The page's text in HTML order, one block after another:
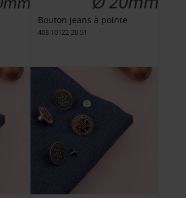
Bouton jeans à pointe
408 10122 20 51